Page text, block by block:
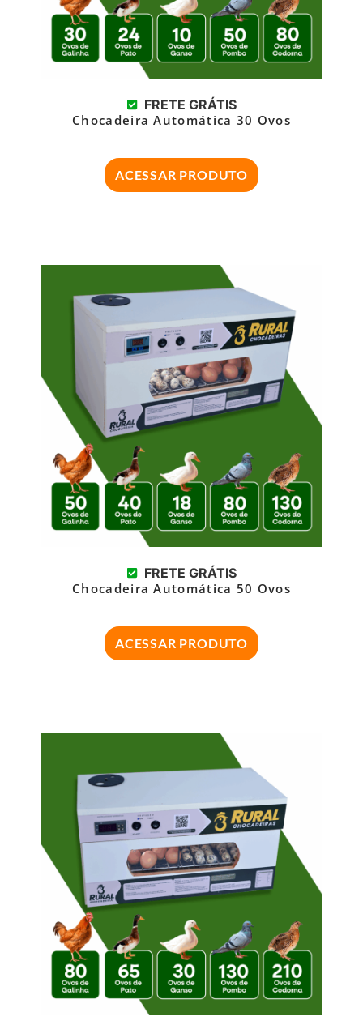
FRETE GRÁTIS
Chocadeira Automática 30 Ovos
ACESSAR PRODUTO
FRETE GRÁTIS
Chocadeira Automática 50 Ovos
ACESSAR PRODUTO